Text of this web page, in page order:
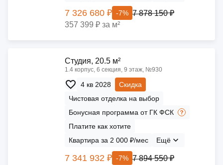
7 326 680 ₽ -7% 7 878 150 ₽
357 399 ₽ за м²
Cтудия, 20.5 м²
1.4 корпус, 6 секция, 9 этаж, №930
4 кв 2028
Скидка
Чистовая отделка на выбор
Бонусная программа от ГК ФСК
Платите как хотите
Квартира за 2 000 ₽/мес
Ещё
7 341 932 ₽ -7% 7 894 550 ₽